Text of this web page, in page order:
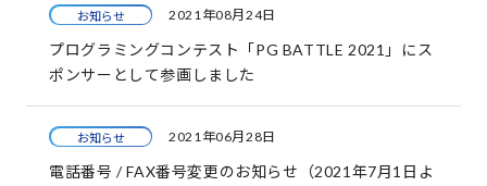
お知らせ 2021年08月24日
プログラミングコンテスト「PG BATTLE 2021」にス
ポンサーとして参画しました
お知らせ 2021年06月28日
電話番号 / FAX番号変更のお知らせ（2021年7月1日よ